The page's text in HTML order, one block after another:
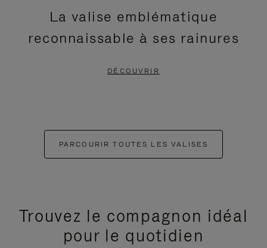
La valise emblématique
reconnaissable à ses rainures
DÉCOUVRIR
PARCOURIR TOUTES LES VALISES
Trouvez le compagnon idéal
pour le quotidien